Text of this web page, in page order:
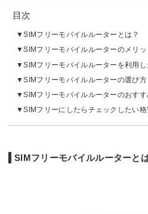
目次
SIMフリーモバイルルーターとは？
SIMフリーモバイルルーターのメリッ
SIMフリーモバイルルーターを利用
SIMフリーモバイルルーターの選び方
SIMフリーモバイルルーターのおす
SIMフリーにしたらチェックしたい
SIMフリーモバイルルーターと